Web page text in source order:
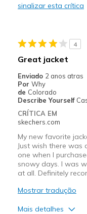
Casual Wear
Width
Sizing
sinalizar esta crítica
4
Great jacket
Enviado 2 anos atras
Por Why
de Colorado
Describe Yourself
CRÍTICA EM
skechers.com
My new favorite
Just wish there
one when I
snowy days. I was
at all. Definitely
Mostrar tradução
Mais detalhes